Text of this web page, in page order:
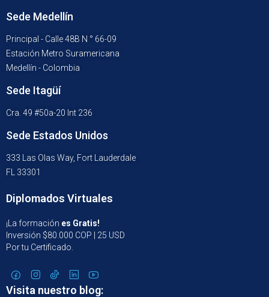
Sede Medellín
Principal - Calle 48B N ° 66-09
Estación Metro Suramericana
Medellín - Colombia
Sede Itagüí
Cra. 49 #50a-20 Int 236
Sede Estados Unidos
333 Las Olas Way, Fort Lauderdale
FL 33301
Diplomados Virtuales
¡La formación es Gratis!
Inversión $80.000 COP | 25 USD
Por tu Certificado.
Visita nuestro blog: